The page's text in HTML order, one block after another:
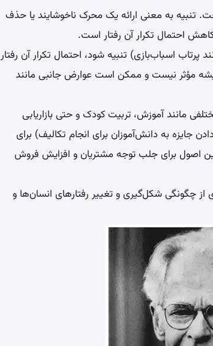
تنبیه به معنی ارائه یک محرک ناخوشایند یا حذف
احتمال تکرار آن رفتار است.
پرتاب اسباب‌بازی) تنبیه شود، احتمال تکرار آن رفتار
مؤثر نیست و ممکن است عوارض جانبی مانند
مانند آموزش، تربیت کودک و حتی بازاریابی
جایزه به دانش‌آموزان برای انجام تکالیف) برای
اصول برای جلب توجه مشتریان و افزایش فروش
چگونگی شکل‌گیری و تغییر رفتارهای انسان‌ها و